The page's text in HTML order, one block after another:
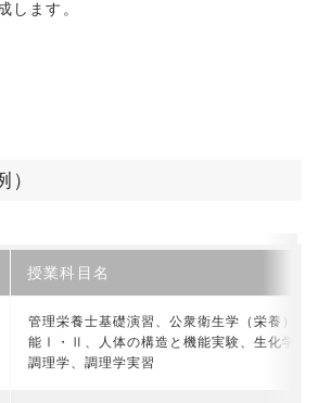
します。
）
授業科目名
管理栄養士基礎演習、公衆衛生学（栄養）
能Ⅰ・Ⅱ、人体の構造と機能実験、生化学Ⅰ
調理学、調理学実習